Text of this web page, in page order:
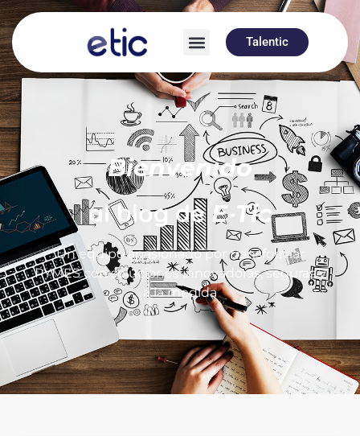
Talentic
Bienvenido
al blog deE-Tic
Un equipo apasionado por transformar
PYMES con soluciones innovadoras, seguras y
a la medida